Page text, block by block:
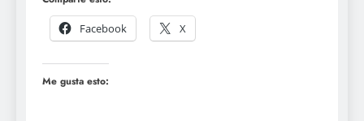
Facebook
X
Me gusta esto: